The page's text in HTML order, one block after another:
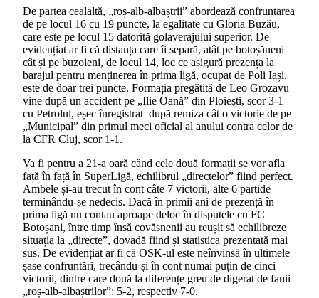
De partea cealaltă, „roș-alb-albaștrii” abordează confruntarea
de pe locul 16 cu 19 puncte, la egalitate cu Gloria Buzău,
care este pe locul 15 datorită golaverajului superior. De
evidențiat ar fi că distanța care îi separă, atât pe botoșăneni
cât și pe buzoieni, de locul 14, loc ce asigură prezența la
barajul pentru menținerea în prima ligă, ocupat de Poli Iași,
este de doar trei puncte. Formația pregătită de Leo Grozavu
vine după un accident pe „Ilie Oană” din Ploiești, scor 3-1
cu Petrolul, eșec înregistrat după remiza cât o victorie de pe
„Municipal” din primul meci oficial al anului contra celor de
la CFR Cluj, scor 1-1.
Va fi pentru a 21-a oară când cele două formații se vor afla
față în față în SuperLigă, echilibrul „directelor” fiind perfect.
Ambele și-au trecut în cont câte 7 victorii, alte 6 partide
terminându-se nedecis. Dacă în primii ani de prezență în
prima ligă nu contau aproape deloc în disputele cu FC
Botoșani, între timp însă covăsnenii au reușit să echilibreze
situația la „directe”, dovadă fiind și statistica prezentată mai
sus. De evidențiat ar fi că OSK-ul este neînvinsă în ultimele
șase confruntări, trecându-și în cont numai puțin de cinci
victorii, dintre care două la diferențe greu de digerat de fanii
„roș-alb-albaștrilor”: 5-2, respectiv 7-0.